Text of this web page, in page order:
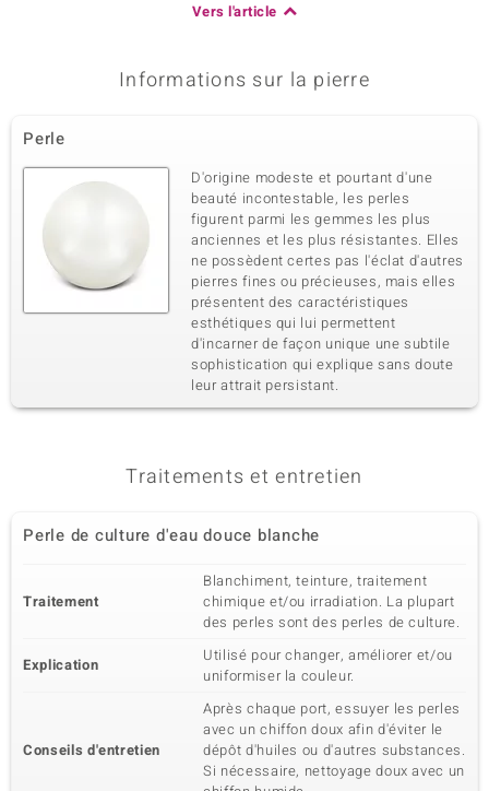
3ème pierre
Quantité et taille
Poids total en carat
0,238 ct
Serti clos
Origine
Madagascar
Vers l'article
Informations sur la pierre
Perle
D'origine modeste et pourtant d'une
beauté incontestable, les perles
figurent parmi les gemmes les plus
anciennes et les plus résistantes. Elles
ne possèdent certes pas l'éclat d'autres
pierres fines ou précieuses, mais elles
présentent des caractéristiques
esthétiques qui lui permettent
d'incarner de façon unique une subtile
sophistication qui explique sans doute
leur attrait persistant.
Traitements et entretien
Perle de culture d'eau douce blanche
Traitement
Blanchiment, teinture, traitement
chimique et/ou irradiation. La plupart
des perles sont des perles de culture.
Explication
Utilisé pour changer, améliorer et/ou
uniformiser la couleur.
Conseils d'entretien
Après chaque port, essuyer les perles
avec un chiffon doux afin d'éviter le
dépôt d'huiles ou d'autres substances.
Si nécessaire, nettoyage doux avec un